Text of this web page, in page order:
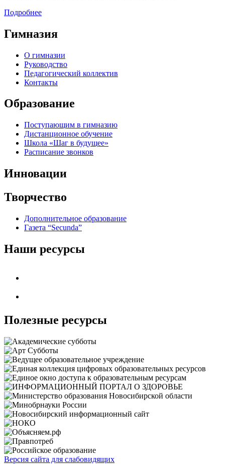
Подробнее
Гимназия
О гимназии
Руководство
Педагогический коллектив
Контакты
Образование
Поступающим в гимназию
Дистанционное обучение
Школа «Шаг в будущее»
Расписание звонков
Инновации
Творчество
Дополнительное образование
Газета “Secunda”
Наши ресурсы
Полезные ресурсы
Версия сайта для слабовидящих